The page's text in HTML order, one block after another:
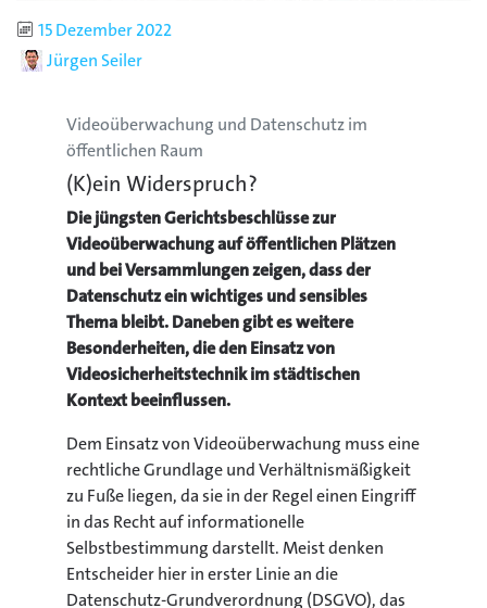
Publiziert
15 Dezember 2022
AutorJürgen Seiler
Videoüberwachung und Datenschutz im
öffentlichen Raum
(K)ein Widerspruch?
Die jüngsten Gerichtsbeschlüsse zur
Videoüberwachung auf öffentlichen Plätzen
und bei Versammlungen zeigen, dass der
Datenschutz ein wichtiges und sensibles
Thema bleibt. Daneben gibt es weitere
Besonderheiten, die den Einsatz von
Videosicherheitstechnik im städtischen
Kontext beeinflussen.
Dem Einsatz von Videoüberwachung muss eine
rechtliche Grundlage und Verhältnismäßigkeit
zu Fuße liegen, da sie in der Regel einen Eingriff
in das Recht auf informationelle
Selbstbestimmung darstellt. Meist denken
Entscheider hier in erster Linie an die
Datenschutz-Grundverordnung (DSGVO), das